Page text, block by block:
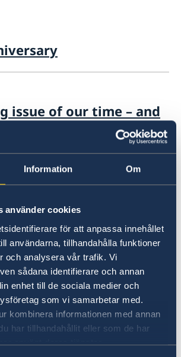
Information Om
använder cookies
för att anpassa innehållet
användarna, tillhandahålla funktioner
och analysera vår trafik. Vi
sådana identifierare och annan
enhet till de sociala medier och
som vi samarbetar med.
kombinera informationen med annan
har tillhandahållit eller som de har
använt deras tjänster.
issue of our time – and
for work- and/or
passports
Creative Industries
2017